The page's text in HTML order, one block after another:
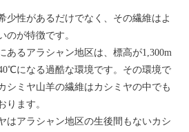
少性があるだけでなく、その繊維はよ
のが特徴です。
あるアラシャン地区は、標高が1,300m
になる過酷な環境です。その環境で
シミヤ山羊の繊維はカシミヤの中でも
ります。
はアラシャン地区の生後間もないカシ